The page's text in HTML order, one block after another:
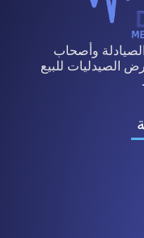
وأصحاب
الصيدليات للبيع